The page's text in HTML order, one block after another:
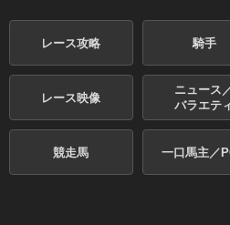
レース攻略 騎手
レース映像
ニュース
バラエテ
競走馬 一口馬主／